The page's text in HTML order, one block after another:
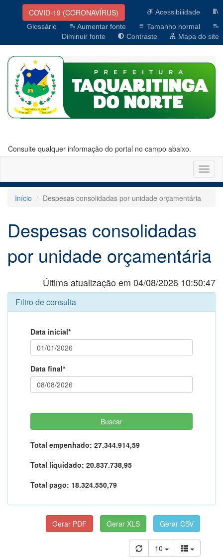
COVID-19 (CORONAVÍRUS)
Acessibilidade
Glossário
Aumentar fonte
Tamanho normal
Diminuir fonte
Contraste Mapa do site
Consulte qualquer informação do portal no campo abaixo.
Início
Despesas consolidadas por unidade orçamentária
Despesas consolidadas
por unidade orçamentária
Última atualização em 04/08/2026 10:50:47
Filtro de consulta
Data inicial*
Data final*
Total empenhado: 27.344.914,59
Total liquidado: 20.837.738,95
Total pago: 18.324.550,79
10